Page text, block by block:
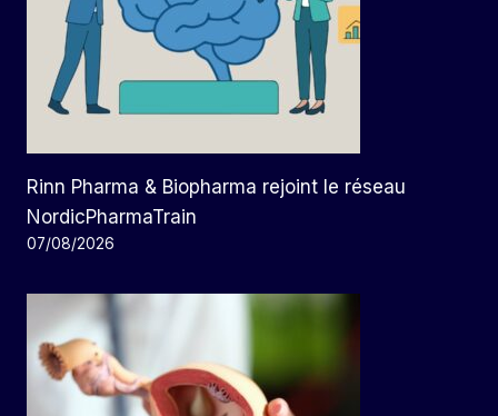
Rinn Pharma & Biopharma rejoint le réseau
NordicPharmaTrain
07/08/2026